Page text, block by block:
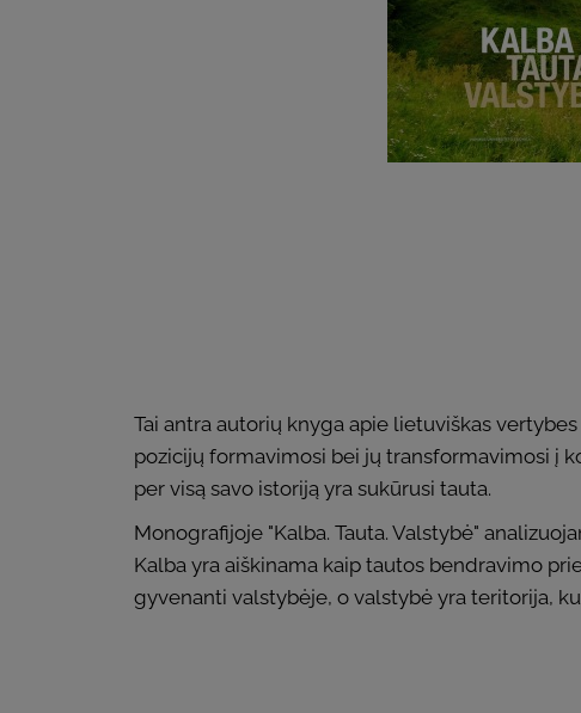
Tai antra autorių knyga apie lietuviškas
pozicijų formavimosi bei jų transformavimosi į
per visą savo istoriją yra sukūrusi tauta.
Monografijoje "Kalba. Tauta. Valstybė"
Kalba yra aiškinama kaip tautos bendravimo
gyvenanti valstybėje, o valstybė yra teritorija,